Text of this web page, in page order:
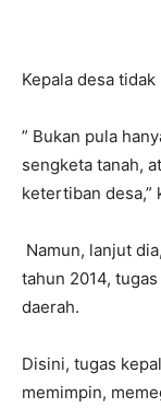
Kepala desa
” Bukan pula
sengketa tanah,
ketertiban desa,”
Namun, lanjut
tahun 2014,
daerah.
Disini, tugas
memimpin,